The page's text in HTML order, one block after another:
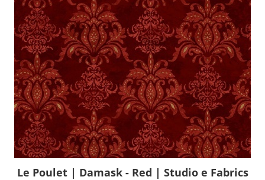
Le Poulet | Damask - Red | Studio e Fabrics